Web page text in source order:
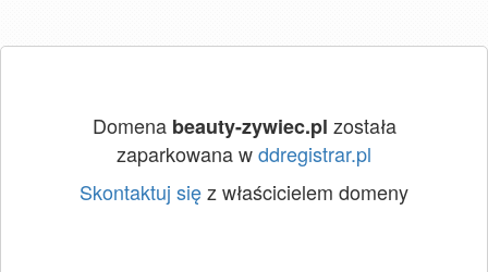
Domena beauty-zywiec.pl została
zaparkowana wddregistrar.pl
Skontaktuj sięz właścicielem domeny